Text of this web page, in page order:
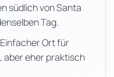
südlich von Santa
Tag.
Einfacher Ort für
aber eher praktisch